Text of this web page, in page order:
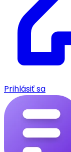
Prihlásiť sa